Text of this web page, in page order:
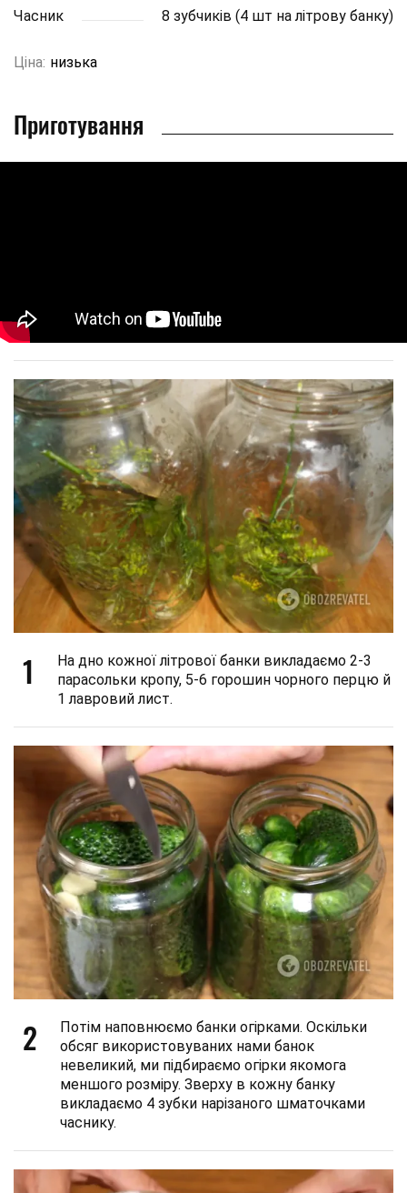
Часник
8 зубчиків (4 шт на літрову банку)
Ціна: низька
Приготування
1
На дно кожної літрової банки викладаємо 2-3
парасольки кропу, 5-6 горошин чорного перцю й
1 лавровий лист.
2
Потім наповнюємо банки огірками. Оскільки
обсяг використовуваних нами банок
невеликий, ми підбираємо огірки якомога
меншого розміру. Зверху в кожну банку
викладаємо 4 зубки нарізаного шматочками
часнику.